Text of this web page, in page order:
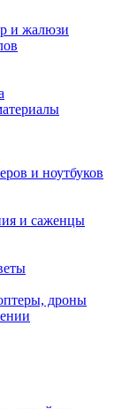
и жалюзи
и ноутбуков
и саженцы
дроны